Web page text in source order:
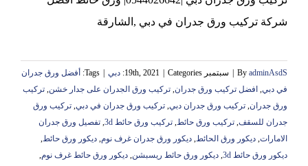
شركة تركيب ورق جدران في دبي ,الشارقة
By adminAsdS سبتمبر 19th, 2021 Categories: دبي Tags:
أفضل ورق جدران
في دبي, افضل تركيب ورق جدران, تركيب ورق الجدران على جدار خشن, تركيب
ورق جدران, تركيب ورق جدران دبي, تركيب ورق جدران في دبي, تركيب ورق
جدران للسقف, تركيب ورق حائط, تركيب ورق حائط 3d , تفصيل ورق جدران
الامارات, ديكور ورق الحائط, ديكور ورق جدران غرف نوم, ديكور ورق حائط,
ديكور ورق حائط 3d
, ديكور ورق حائط ريسبشن, ديكور ورق حائط غرف نوم,